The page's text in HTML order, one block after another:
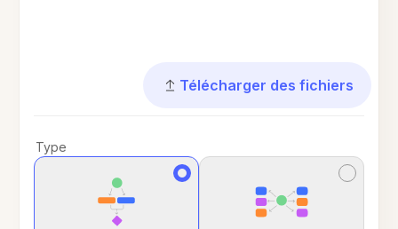
Télécharger des fichiers
Type